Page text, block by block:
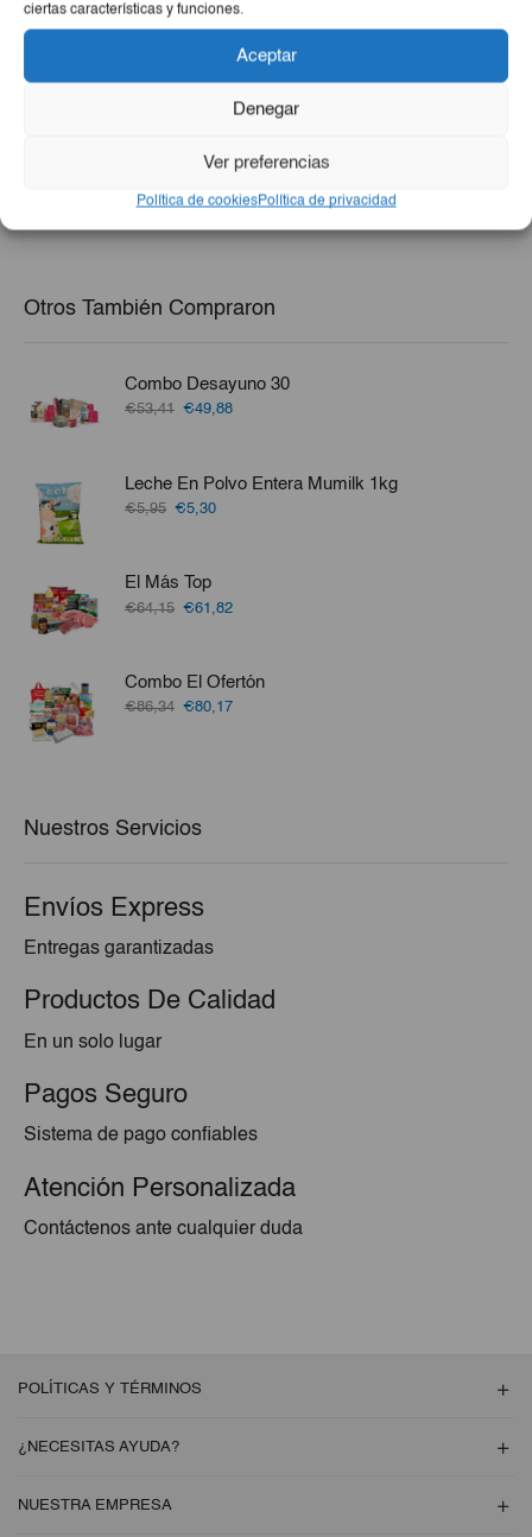
ciertas características y funciones.
Aceptar
Denegar
Ver preferencias
Política de cookiesPolítica de privacidad
Refresco Gaseado Santa
+
Boliche De Cerdo 5Lb
-
Otros También Compraron
Combo Desayuno 30
€53,41 El
€53,41.
€49,88El
€49,88.
Leche En Polvo Entera Mumilk 1kg
€5,95 El
era:
€5,95.
€5,30El
El Más Top
€64,15 El
era:
€64,15.
€61,82El
es:
€61,82.
Combo El Ofertón
€86,34 El
€80,17El
Nuestros Servicios
Envíos Express
Entregas garantizadas
Productos De Calidad
En un solo lugar
Pagos Seguro
Sistema de pago confiables
Atención Personalizada
Contáctenos ante cualquier duda
POLÍTICAS Y TÉRMINOS
¿NECESITAS AYUDA?
NUESTRA EMPRESA